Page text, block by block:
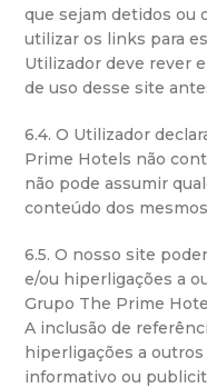
que sejam detidos ou
utilizar os links para
Utilizador deve rever
de uso desse site
6.4. O Utilizador
Prime Hotels não
não pode assumir
conteúdo dos
6.5. O nosso site
e/ou hiperligações a
Grupo The Prime
A inclusão de
hiperligações a
informativo ou